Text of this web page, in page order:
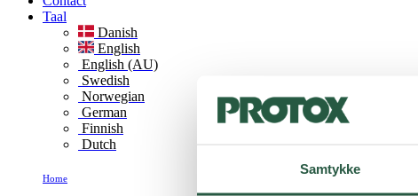
Samtykke
Taal
Danish
English
English (AU)
Swedish
Norwegian
German
Finnish
Dutch
Home